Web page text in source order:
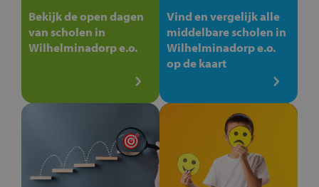
Bekijk de open dagen
van scholen in
Wilhelminadorp e.o.
Vind en vergelijk alle
middelbare scholen in
Wilhelminadorp e.o.
op de kaart